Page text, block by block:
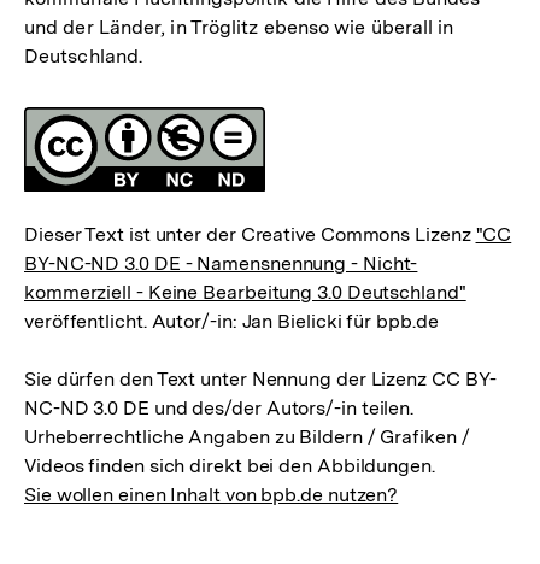
und der Länder, in Tröglitz ebenso wie überall in
Deutschland.
Fussnoten
Lizenz
Dieser Text ist unter der Creative Commons Lizenz "CC
BY-NC-ND 3.0 DE - Namensnennung - Nicht-
kommerziell - Keine Bearbeitung 3.0 Deutschland"
veröffentlicht. Autor/-in: Jan Bielicki für bpb.de
Sie dürfen den Text unter Nennung der Lizenz CC BY-
NC-ND 3.0 DE und des/der Autors/-in teilen.
Urheberrechtliche Angaben zu Bildern / Grafiken /
Videos finden sich direkt bei den Abbildungen.
Sie wollen einen Inhalt von bpb.de nutzen?